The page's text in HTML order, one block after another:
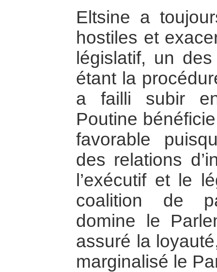
Eltsine a
hostiles et
législatif, un
étant la
a failli subir
Poutine
favorable
des relations
l’exécutif et le
coalition de
domine le
assuré la
marginalisé le